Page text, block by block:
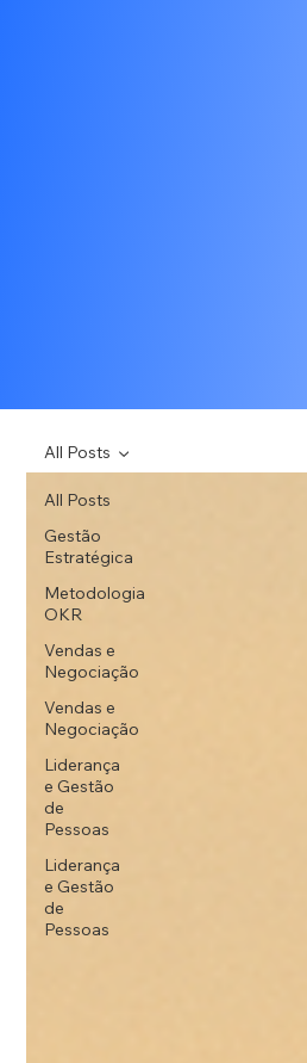
All Posts
Gestão
Estratégica
Metodologia
OKR
Vendas e
Negociação
Vendas e
Negociação
Liderança
e Gestão
de
Pessoas
Liderança
e Gestão
de
Pessoas
All Posts